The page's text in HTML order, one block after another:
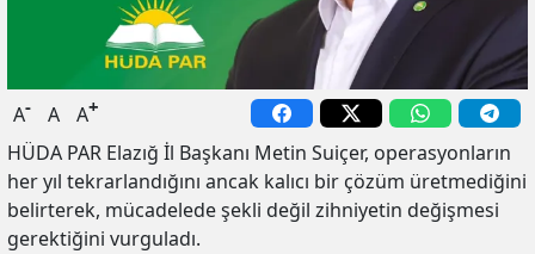
A- A A+
HÜDA PAR Elazığ İl Başkanı Metin Suiçer, operasyonların
her yıl tekrarlandığını ancak kalıcı bir çözüm üretmediğini
belirterek, mücadelede şekli değil zihniyetin değişmesi
gerektiğini vurguladı.